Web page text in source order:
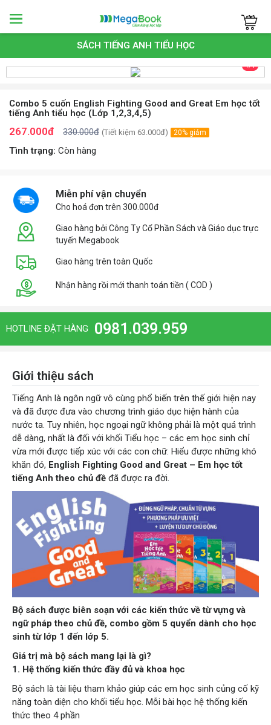
Megabook
SÁCH TIẾNG ANH TIỂU HỌC
1/1
Combo 5 cuốn English Fighting Good and Great Em học tốt
tiếng Anh tiểu học (Lớp 1,2,3,4,5)
267.000đ 330.000đ (Tiết kiệm 63.000đ) 20% giảm
Tình trạng: Còn hàng
Miễn phí vận chuyển
Cho hoá đơn trên 300.000đ
Giao hàng bởi Công Ty Cổ Phần Sách và Giáo dục trực
tuyến Megabook
Giao hàng trên toàn Quốc
Nhận hàng rồi mới thanh toán tiền ( COD )
HOTLINE ĐẶT HÀNG 0981.039.959
Giới thiệu sách
Tiếng Anh là ngôn ngữ vô cùng phổ biến trên thế giới hiện nay
và đã được đưa vào chương trình giáo dục hiện hành của
nước ta. Tuy nhiên, học ngoại ngữ không phải là một quá trình
dễ dàng, nhất là đối với khối Tiểu học – các em học sinh chỉ
vừa mới được tiếp xúc với các con chữ. Hiểu được những khó
khăn đó, English Fighting Good and Great – Em học tốt
tiếng Anh theo chủ đề đã được ra đời.
Bộ sách được biên soạn với các kiến thức về từ vựng và
ngữ pháp theo chủ đề, combo gồm 5 quyển dành cho học
sinh từ lớp 1 đến lớp 5.
Giá trị mà bộ sách mang lại là gì?
1. Hệ thống kiến thức đầy đủ và khoa học
Bộ sách là tài liệu tham khảo giúp các em học sinh củng cố kỹ
năng toàn diện cho khối tiểu học. Mỗi bài học hệ thống kiến
thức theo 4 phần